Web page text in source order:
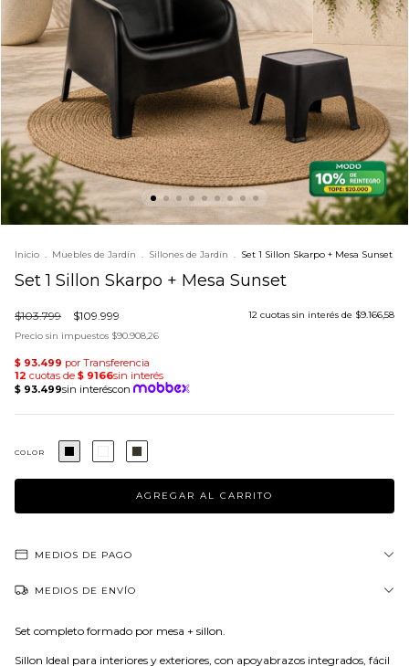
Inicio . Muebles de Jardín . Sillones de Jardín . Set 1 Sillon Skarpo + Mesa Sunset
Set 1 Sillon Skarpo + Mesa Sunset
$103.799 $109.999 12 cuotas sin interés de $9.166,58
Precio sin impuestos $90.908,26
COLOR
MEDIOS DE PAGO
MEDIOS DE ENVÍO
Set completo formado por mesa + sillon.
Sillon Ideal para interiores y exteriores, con apoyabrazos integrados, fácil